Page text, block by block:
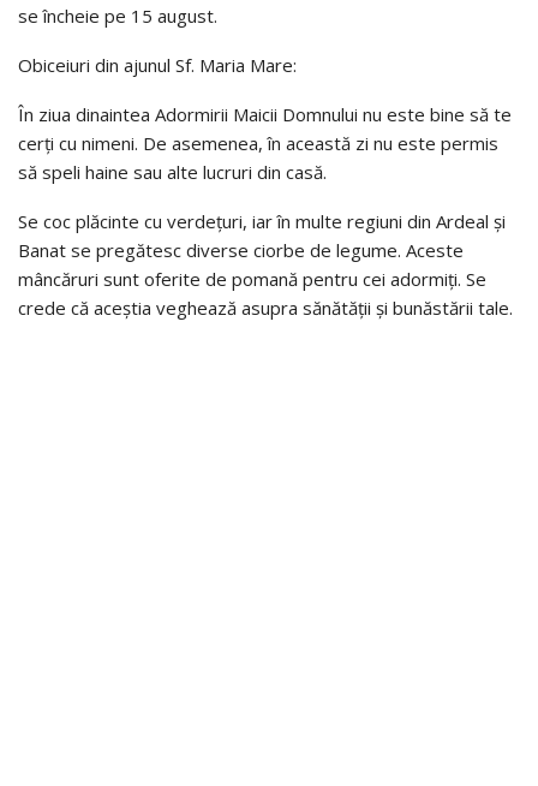
se încheie pe 15 august.
Obiceiuri din ajunul Sf. Maria Mare:
În ziua dinaintea Adormirii Maicii Domnului nu este bine să te
cerți cu nimeni. De asemenea, în această zi nu este permis
să speli haine sau alte lucruri din casă.
Se coc plăcinte cu verdețuri, iar în multe regiuni din Ardeal și
Banat se pregătesc diverse ciorbe de legume. Aceste
mâncăruri sunt oferite de pomană pentru cei adormiți. Se
crede că aceștia veghează asupra sănătății și bunăstării tale.